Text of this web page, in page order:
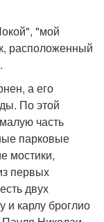
"мой
расположенный
а его
По этой
часть
парковые
мостики,
первых
двух
и карлу броглио